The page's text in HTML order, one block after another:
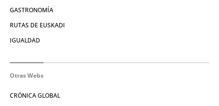
GASTRONOMÍA
RUTAS DE EUSKADI
IGUALDAD
Otras Webs
CRÓNICA GLOBAL